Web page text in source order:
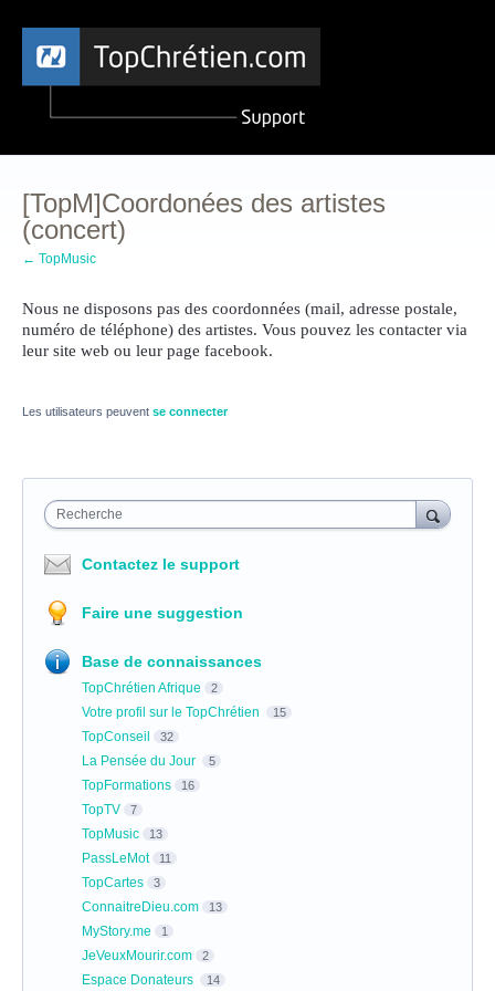
[TopM]Coordonées des artistes
(concert)
← TopMusic
Nous ne disposons pas des coordonnées (mail, adresse postale,
numéro de téléphone) des artistes. Vous pouvez les contacter via
leur site web ou leur page facebook.
Les utilisateurs peuvent se connecter
Recherche
Contactez le support
Faire une suggestion
Base de connaissances
TopChrétien Afrique 2
Votre profil sur le TopChrétien 15
TopConseil 32
La Pensée du Jour 5
TopFormations 16
TopTV 7
TopMusic 13
PassLeMot 11
TopCartes 3
ConnaitreDieu.com 13
MyStory.me 1
JeVeuxMourir.com 2
Espace Donateurs 14